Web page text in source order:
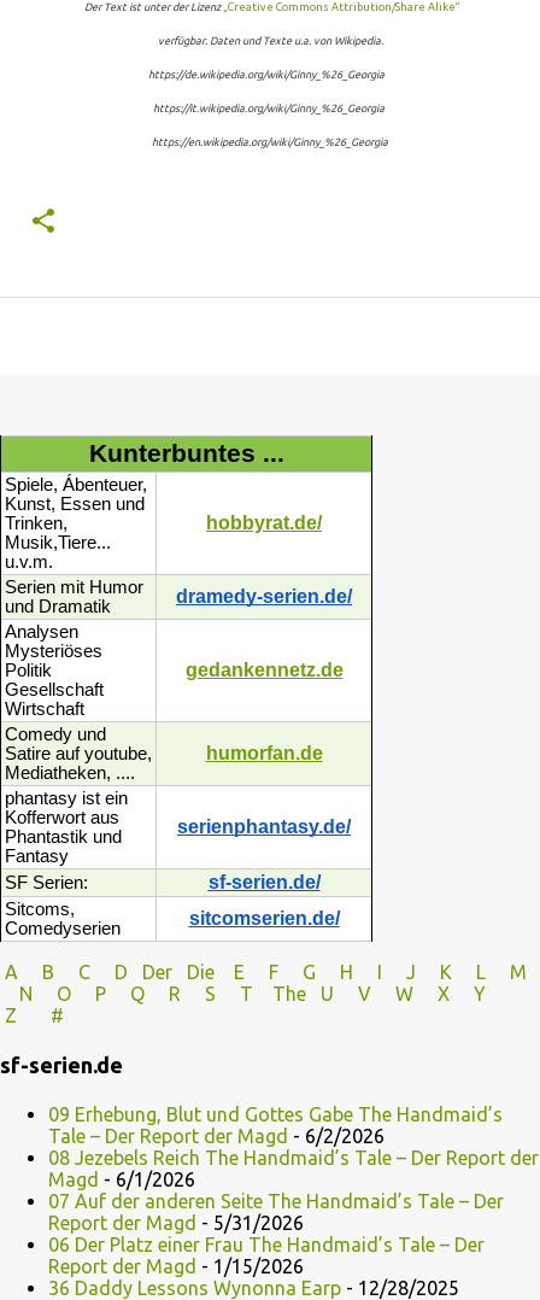
Der Text ist unter der Lizenz „Creative Commons Attribution/Share Alike“
verfügbar. Daten und Texte u.a. von Wikipedia.
https://de.wikipedia.org/wiki/Ginny_%26_Georgia
https://it.wikipedia.org/wiki/Ginny_%26_Georgia
https://en.wikipedia.org/wiki/Ginny_%26_Georgia
Kunterbuntes ...
Spiele, Ábenteuer,
Kunst, Essen und
Trinken,
Musik,Tiere...
u.v.m.
hobbyrat.de/
Serien mit Humor
und Dramatik
dramedy-serien.de/
Analysen
Mysteriöses
Politik
Gesellschaft
Wirtschaft
gedankennetz.de
Comedy und
Satire auf youtube,
Mediatheken, ....
humorfan.de
phantasy ist ein
Kofferwort aus
Phantastik und
Fantasy
serienphantasy.de/
SF Serien: sf-serien.de/
Sitcoms,
Comedyserien
sitcomserien.de/
A B C D Der Die E F G H I J K L
M
N
O P Q R S T The U V
W X Y
Z
#
sf-serien.de
09 Erhebung, Blut und Gottes Gabe The Handmaid’s
Tale – Der Report der Magd - 6/2/2026
08 Jezebels Reich The Handmaid’s Tale – Der Report der
Magd - 6/1/2026
07 Auf der anderen Seite The Handmaid’s Tale – Der
Report der Magd - 5/31/2026
06 Der Platz einer Frau The Handmaid’s Tale – Der
Report der Magd - 1/15/2026
36 Daddy Lessons Wynonna Earp - 12/28/2025